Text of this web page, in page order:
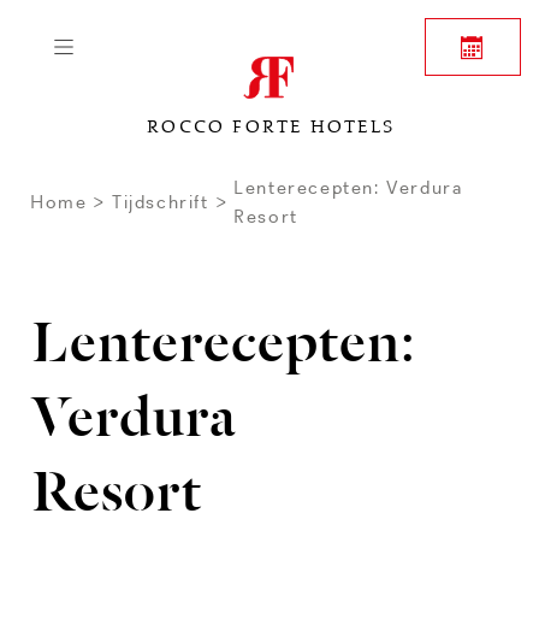
ROCCO FORTE HOTELS
Home Tijdschrift
Lenterecepten: Verdura
Resort
Lenterecepten:
Verdura
Resort